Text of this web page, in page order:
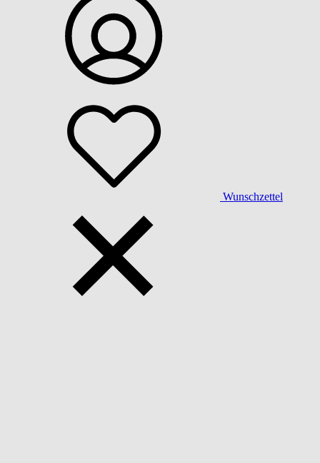
Wunschzettel